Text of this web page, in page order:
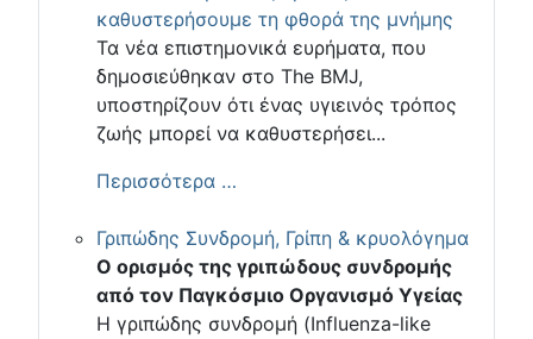
καθυστερήσουμε τη φθορά της μνήμης
Τα νέα επιστημονικά ευρήματα, που
δημοσιεύθηκαν στο The BMJ,
υποστηρίζουν ότι ένας υγιεινός τρόπος
ζωής μπορεί να καθυστερήσει...
Περισσότερα …
Γριπώδης Συνδρομή, Γρίπη & κρυολόγημα
Ο ορισμός της γριπώδους συνδρομής
από τον Παγκόσμιο Οργανισμό Υγείας
Η γριπώδης συνδρομή (Influenza-like